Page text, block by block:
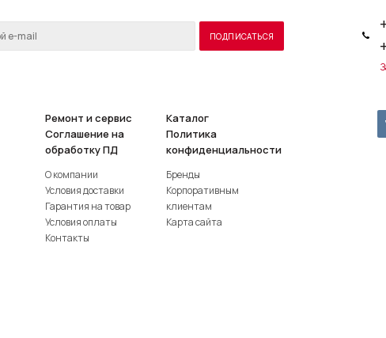
Ремонт и сервис
Каталог
Соглашение на
обработку ПД
Политика
конфиденциальности
О компании
Условия доставки
Гарантия на товар
Условия оплаты
Контакты
Бренды
Корпоративным
клиентам
Карта сайта